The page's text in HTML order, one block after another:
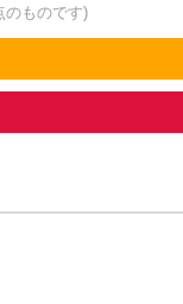
のものです)